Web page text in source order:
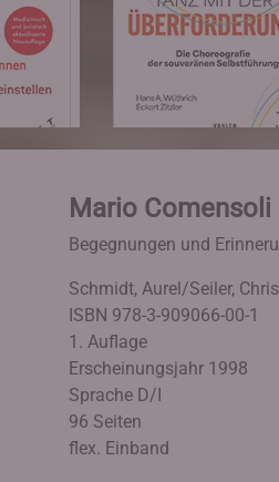
Mario Comensoli
Begegnungen und
Schmidt, Aurel/Seiler,
ISBN 978-3-909066-00-1
1. Auflage
Erscheinungsjahr 1998
Sprache D/I
96 Seiten
flex. Einband